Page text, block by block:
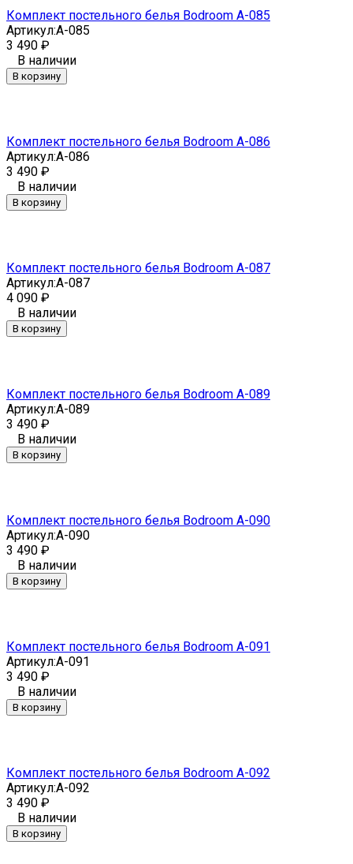
Комплект постельного белья Bodroom A-085
Артикул:A-085
3 490 ₽
В наличии
В корзину
Комплект постельного белья Bodroom A-086
Артикул:A-086
3 490 ₽
В наличии
В корзину
Комплект постельного белья Bodroom A-087
Артикул:A-087
4 090 ₽
В наличии
В корзину
Комплект постельного белья Bodroom A-089
Артикул:A-089
3 490 ₽
В наличии
В корзину
Комплект постельного белья Bodroom A-090
Артикул:A-090
3 490 ₽
В наличии
В корзину
Комплект постельного белья Bodroom A-091
Артикул:A-091
3 490 ₽
В наличии
В корзину
Комплект постельного белья Bodroom A-092
Артикул:A-092
3 490 ₽
В наличии
В корзину